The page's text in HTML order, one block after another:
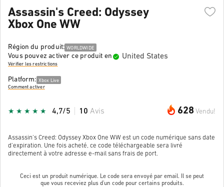
Assassin's Creed: Odyssey
Xbox One WW
Région du produit: WORLDWIDE
Vous pouvez activer ce produit en United States
Vérifier les restrictions
Platform: Xbox Live
Comment activer
628 Vendu!
4,7/5 10 Avis
Assassin's Creed: Odyssey Xbox One WW est un code numérique sans date
d'expiration. Une fois acheté, ce code téléchargeable sera livré
directement à votre adresse e-mail sans frais de port.
Ceci est un produit numérique. Le code sera envoyé par email. Il se peut
que vous receviez plus d'un code pour certains produits.